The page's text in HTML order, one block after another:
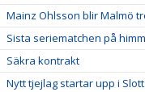
Mainz Ohlsson blir Malmö
Sista seriematchen på
Säkra kontrakt
Nytt tjejlag startar upp i